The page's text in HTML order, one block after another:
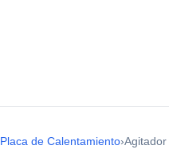
Placa de Calentamiento›